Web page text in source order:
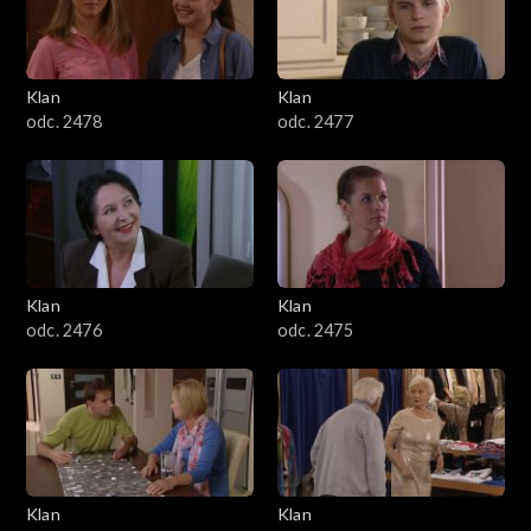
701–800
601–700
501–600
401–500
301–400
201–300
101–200
1–100
Klan
odc. 2478
Klan
odc. 2477
Klan
odc. 2476
Klan
odc. 2475
Klan
Klan